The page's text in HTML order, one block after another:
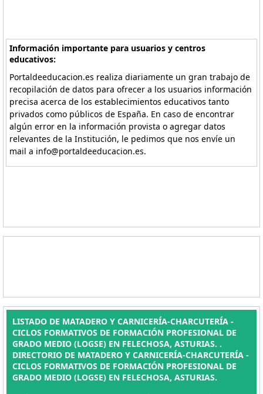
Información importante para usuarios y centros
educativos:
Portaldeeducacion.es realiza diariamente un gran trabajo de
recopilación de datos para ofrecer a los usuarios información
precisa acerca de los establecimientos educativos tanto
privados como públicos de España. En caso de encontrar
algún error en la información provista o agregar datos
relevantes de la Institución, le pedimos que nos envíe un
mail a info@portaldeeducacion.es.
LISTADO DE MATADERO Y CARNICERÍA-CHARCUTERÍA -
CICLOS FORMATIVOS DE FORMACIÓN PROFESIONAL DE
GRADO MEDIO (LOGSE) EN FELECHOSA, ASTURIAS. .
DIRECTORIO DE MATADERO Y CARNICERÍA-CHARCUTERÍA -
CICLOS FORMATIVOS DE FORMACIÓN PROFESIONAL DE
GRADO MEDIO (LOGSE) EN FELECHOSA, ASTURIAS.